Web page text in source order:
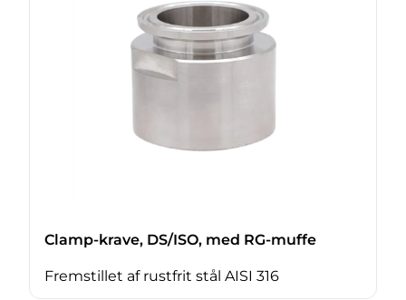
Clamp-krave, DS/ISO, med RG-muffe
Fremstillet af rustfrit stål AISI 316